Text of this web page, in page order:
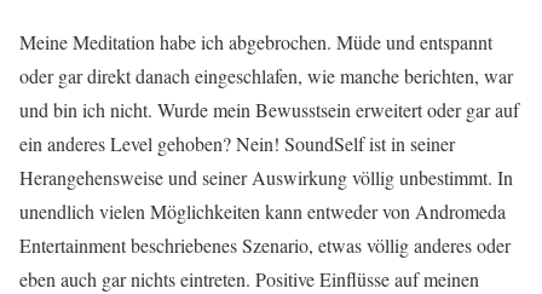
Meine Meditation habe ich abgebrochen. Müde und entspannt
oder gar direkt danach eingeschlafen, wie manche berichten, war
und bin ich nicht. Wurde mein Bewusstsein erweitert oder gar auf
ein anderes Level gehoben? Nein! SoundSelf ist in seiner
Herangehensweise und seiner Auswirkung völlig unbestimmt. In
unendlich vielen Möglichkeiten kann entweder von Andromeda
Entertainment beschriebenes Szenario, etwas völlig anderes oder
eben auch gar nichts eintreten. Positive Einflüsse auf meinen